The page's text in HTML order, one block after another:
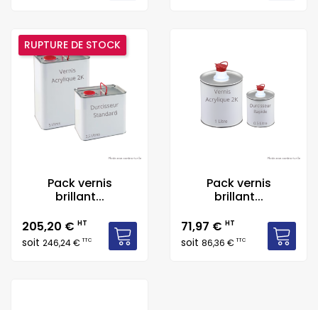
Pack vernis
brillant...
Prix
205,20 € HT
soit 246,24 €TTC
RUPTURE DE STOCK
Pack vernis
brillant...
Prix
71,97 € HT
soit 86,36 €TTC